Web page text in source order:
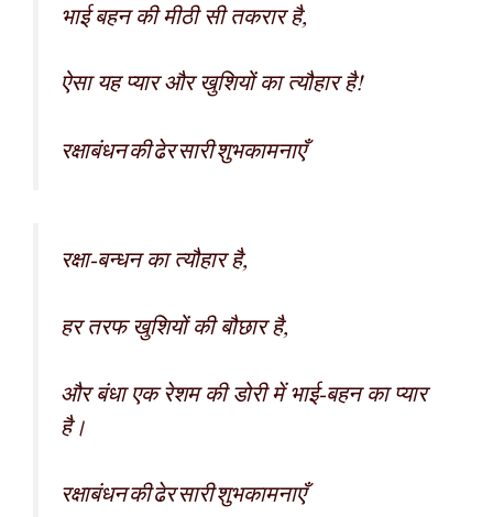
भाई बहन की मीठी सी तकरार है,
ऐसा यह प्यार और खुशियों का त्यौहार है!
रक्षाबंधन की ढेर सारी शुभकामनाएँ
रक्षा-बन्धन का त्यौहार है,
हर तरफ खुशियों की बौछार है,
और बंधा एक रेशम की डोरी में भाई-बहन का प्यार
है।
रक्षाबंधन की ढेर सारी शुभकामनाएँ